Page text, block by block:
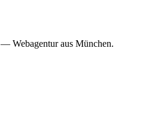
— Webagentur aus München.